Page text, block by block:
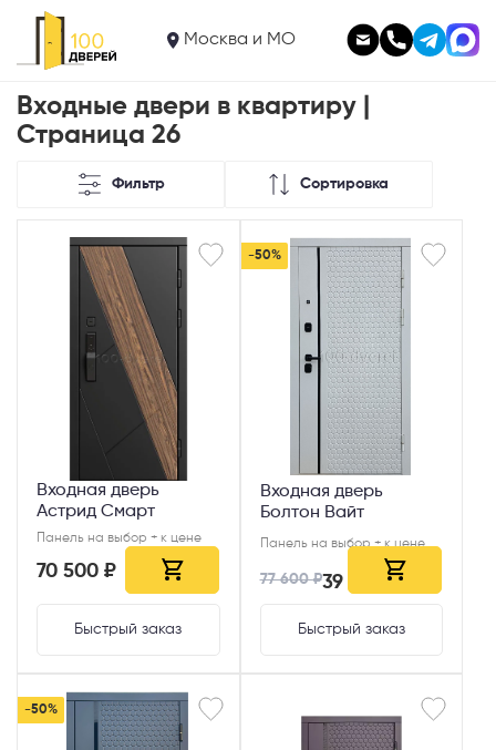
Москва и МО
Входные двери в квартиру |
Страница 26
Фильтр Сортировка
Входная дверь
Астрид Смарт
Панель на выбор + к цене
70 500 ₽
Быстрый заказ
-50%
Входная дверь
Болтон Вайт
Панель на выбор + к цене
77 600 ₽39 000 ₽
Быстрый заказ
-50%